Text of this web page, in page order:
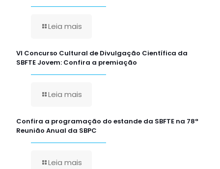
Leia mais
VI Concurso Cultural de Divulgação Científica da
SBFTE Jovem: Confira a premiação
Leia mais
Confira a programação do estande da SBFTE na 78ª
Reunião Anual da SBPC
Leia mais